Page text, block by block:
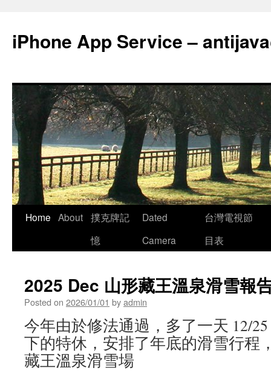
content
iPhone App Service –
Home About 撲克牌記
憶
Dated
Camera
台灣電視節
目表
2025 Dec 山形藏王溫泉滑雪報
Posted on 2026/01/01 byadmin
今年由於修法通過，多了一天 12/
下的特休，安排了年底的滑雪行程
藏王溫泉滑雪場